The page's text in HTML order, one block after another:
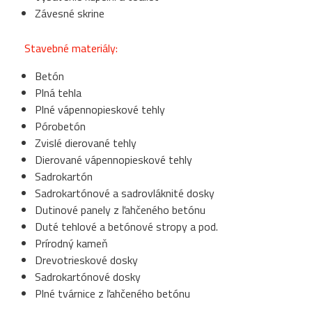
Závesné skrine
Stavebné materiály:
Betón
Plná tehla
Plné vápennopieskové tehly
Pórobetón
Zvislé dierované tehly
Dierované vápennopieskové tehly
Sadrokartón
Sadrokartónové a sadrovláknité dosky
Dutinové panely z ľahčeného betónu
Duté tehlové a betónové stropy a pod.
Prírodný kameň
Drevotrieskové dosky
Sadrokartónové dosky
Plné tvárnice z ľahčeného betónu